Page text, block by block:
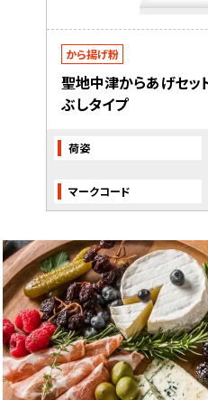
から揚げ粉
聖地中津からあげセッ
ぶしタイプ
荷姿
マークコード